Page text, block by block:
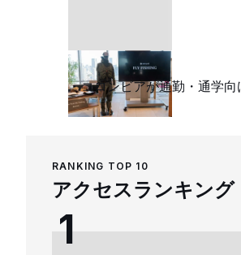
コロンビアが通勤・通学
RANKING TOP 10
アクセスランキング